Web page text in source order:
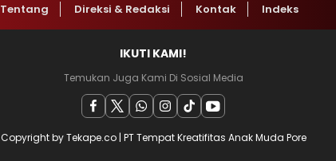
Tentang Direksi & Redaksi Kontak Indeks
IKUTI KAMI!
Temukan Juga Kami Di Sosial Media
Copyright by Tekape.co | PT Tempat Kreatifitas Anak Muda Pore